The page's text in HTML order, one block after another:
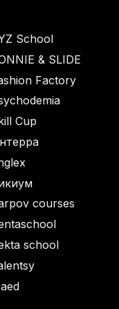
School
& SLIDE
Factory
Cup
courses
school